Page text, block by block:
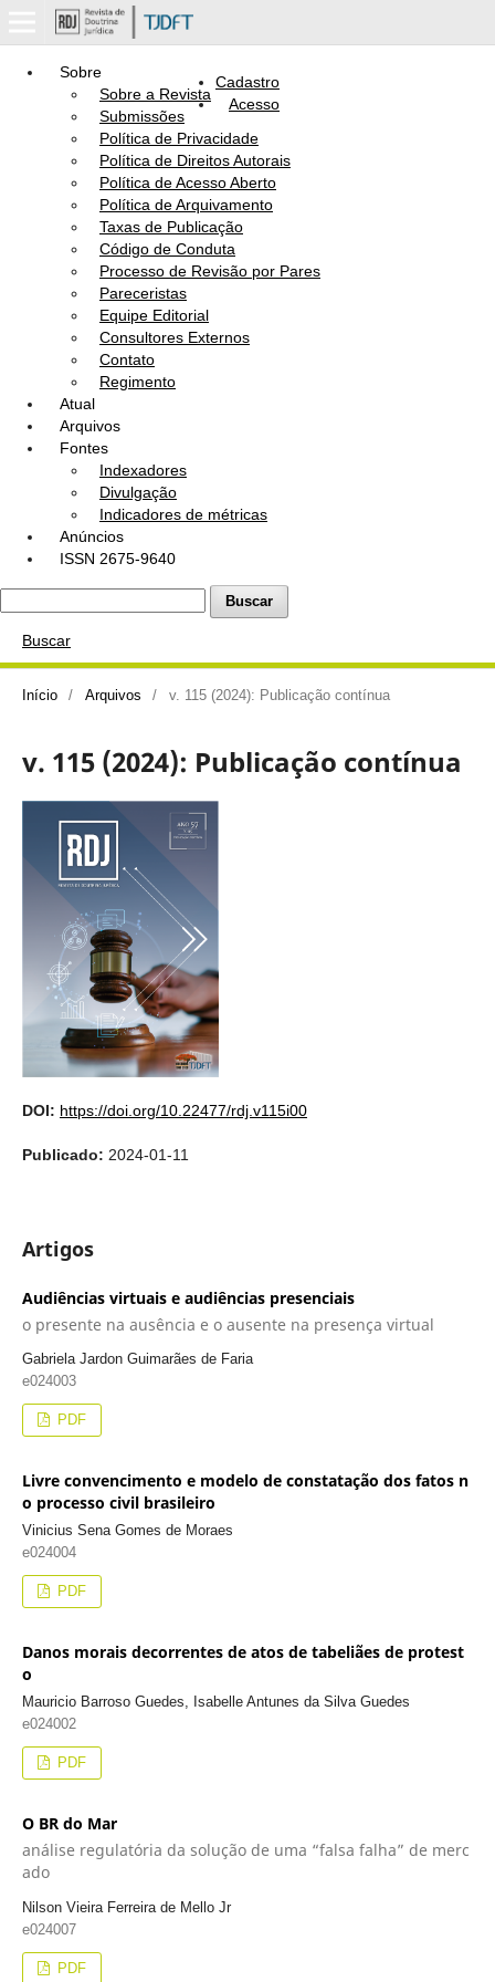
Sobre
Sobre a Revista
Submissões
Política de Privacidade
Política de Direitos Autorais
Política de Acesso Aberto
Política de Arquivamento
Taxas de Publicação
Código de Conduta
Processo de Revisão por Pares
Pareceristas
Equipe Editorial
Consultores Externos
Contato
Regimento
Atual
Arquivos
Fontes
Indexadores
Divulgação
Indicadores de métricas
Anúncios
ISSN 2675-9640
Buscar
Buscar
Cadastro
Acesso
Início / Arquivos / v. 115 (2024): Publicação contínua
v. 115 (2024): Publicação contínua
DOI: https://doi.org/10.22477/rdj.v115i00
Publicado: 2024-01-11
Artigos
Audiências virtuais e audiências presenciais
o presente na ausência e o ausente na presença virtual
Gabriela Jardon Guimarães de Faria
e024003
PDF
Livre convencimento e modelo de constatação dos fatos n
o processo civil brasileiro
Vinicius Sena Gomes de Moraes
e024004
PDF
Danos morais decorrentes de atos de tabeliães de protest
o
Mauricio Barroso Guedes, Isabelle Antunes da Silva Guedes
e024002
PDF
O BR do Mar
análise regulatória da solução de uma “falsa falha” de merc
ado
Nilson Vieira Ferreira de Mello Jr
e024007
PDF